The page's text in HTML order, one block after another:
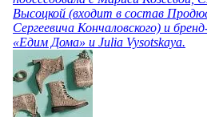
Высоцкой (входит в состав
Сергеевича Кончаловского) и
«Едим Дома» и Julia Vysotskaya.